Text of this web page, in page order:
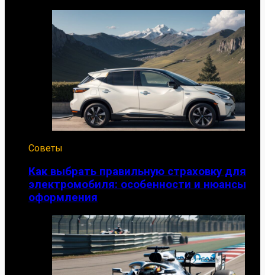
Советы
Как выбрать правильную страховку для
электромобиля: особенности и нюансы
оформления